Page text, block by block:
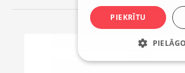
PIEKRĪTU